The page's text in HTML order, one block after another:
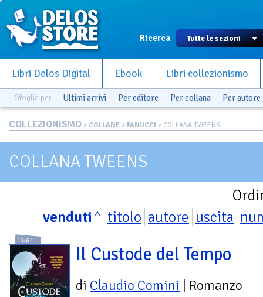
Ricerca
Libri Delos Digital Ebook Libri collezionismo
Sfoglia per Ultimi arrivi Per editore Per collana Per autore
COLLEZIONISMO > COLLANE > FANUCCI > COLLANA TWEENS
COLLANA TWEENS
venduti
titolo autore uscita
LIBRI
Il Custode del Tempo
di Claudio Comini | Romanzo